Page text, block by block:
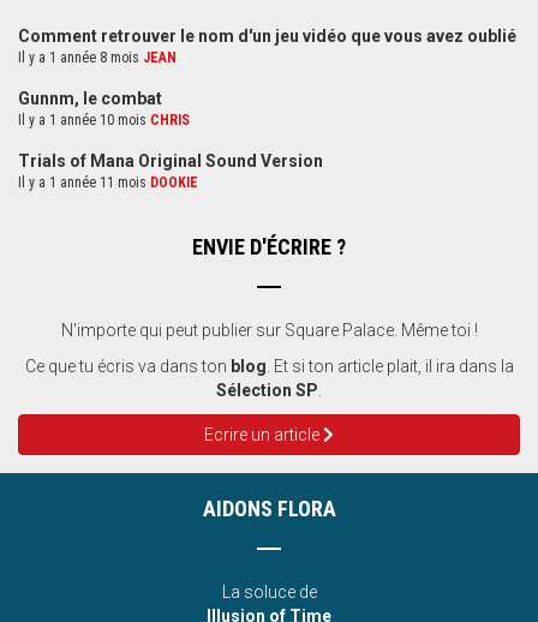
Comment retrouver le nom d'un jeu vidéo que vous avez oublié
Il y a 1 année 8 mois JEAN
Gunnm, le combat
Il y a 1 année 10 mois CHRIS
Trials of Mana Original Sound Version
Il y a 1 année 11 mois DOOKIE
ENVIE D'ÉCRIRE ?
N'importe qui peut publier sur Square Palace. Même toi !
Ce que tu écris va dans ton blog. Et si ton article plait, il ira dans la
Sélection SP.
Ecrire un article
AIDONS FLORA
La soluce de
Illusion of Time